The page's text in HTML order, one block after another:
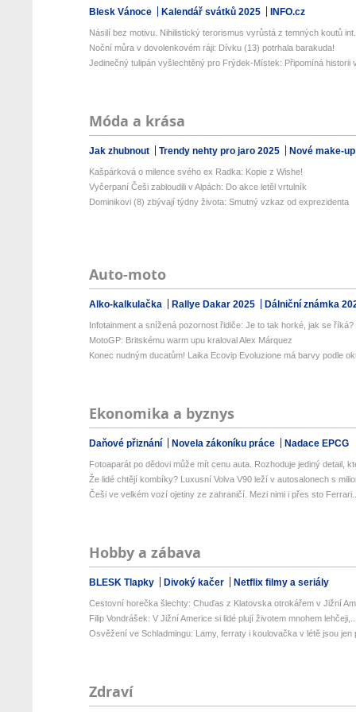
Blesk Vánoce Kalendář svátků 2025 INFO.cz
Násilí bez motivu. Nihilistický terorismus vyrůstá z temných koutů
Noční můra v dovolenkovém ráji: Dívku (13) potrhala barakuda!
Jedinečný tulipán vyšlechtěný pro Frýdek-Místek: Připomíná historii
Móda a krása
Jak zhubnout Trendy nehty pro jaro 2025 Nové make-
Kašpárková o milence svého ex Radka: Kopie z Wishe!
Vyčerpaní Češi zabloudili v Alpách: Do akce letěl vrtulník
Dominikovi (8) zbývají týdny života: Smutný vzkaz od exprezidenta
Auto-moto
Alko-kalkulačka Rallye Dakar 2025 Dálniční známka
Infotainment a snížená pozornost řidiče: Je to tak horké, jak se říká?
MotoGP: Britskému warm upu kraloval Alex Márquez
Konec nudným ducatům! Laika Ecovip Evoluzione má barvy podle
Ekonomika a byznys
Daňové přiznání Novela zákoníku práce Nadace EPCG
Fotoaparát po dědovi může mít cenu auta. Rozhoduje jediný detail,
Že lidé chtějí kombíky? Luxusní Volva V90 leží v autosalonech s
Češi ve velkém vozí ojetiny ze zahraničí. Mezi nimi i přes sto
Hobby a zábava
BLESK Tlapky Divoký kačer Netflix filmy a seriály
Cestovní horečka šlechty: Chuďas z Klatovska otrokářem v Jižní
Filip Vondrášek: V Jižní Americe si lidé plují životem mnohem
Osvěžení ve Schladmingu: Lamy, ferraty i koulovačka v létě jsou jen
Zdraví